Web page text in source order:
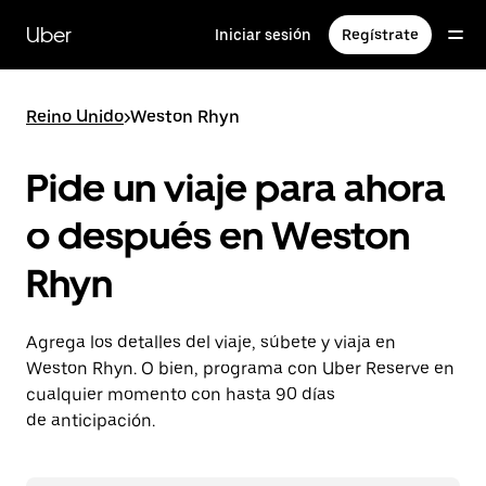
contenido
principal
Uber Iniciar sesión Regístrate
Reino Unido>Weston Rhyn
Pide un viaje para ahora
o después en Weston
Rhyn
Agrega los detalles del viaje, súbete y viaja en
Weston Rhyn. O bien, programa con Uber Reserve en
cualquier momento con hasta 90 días
de anticipación.